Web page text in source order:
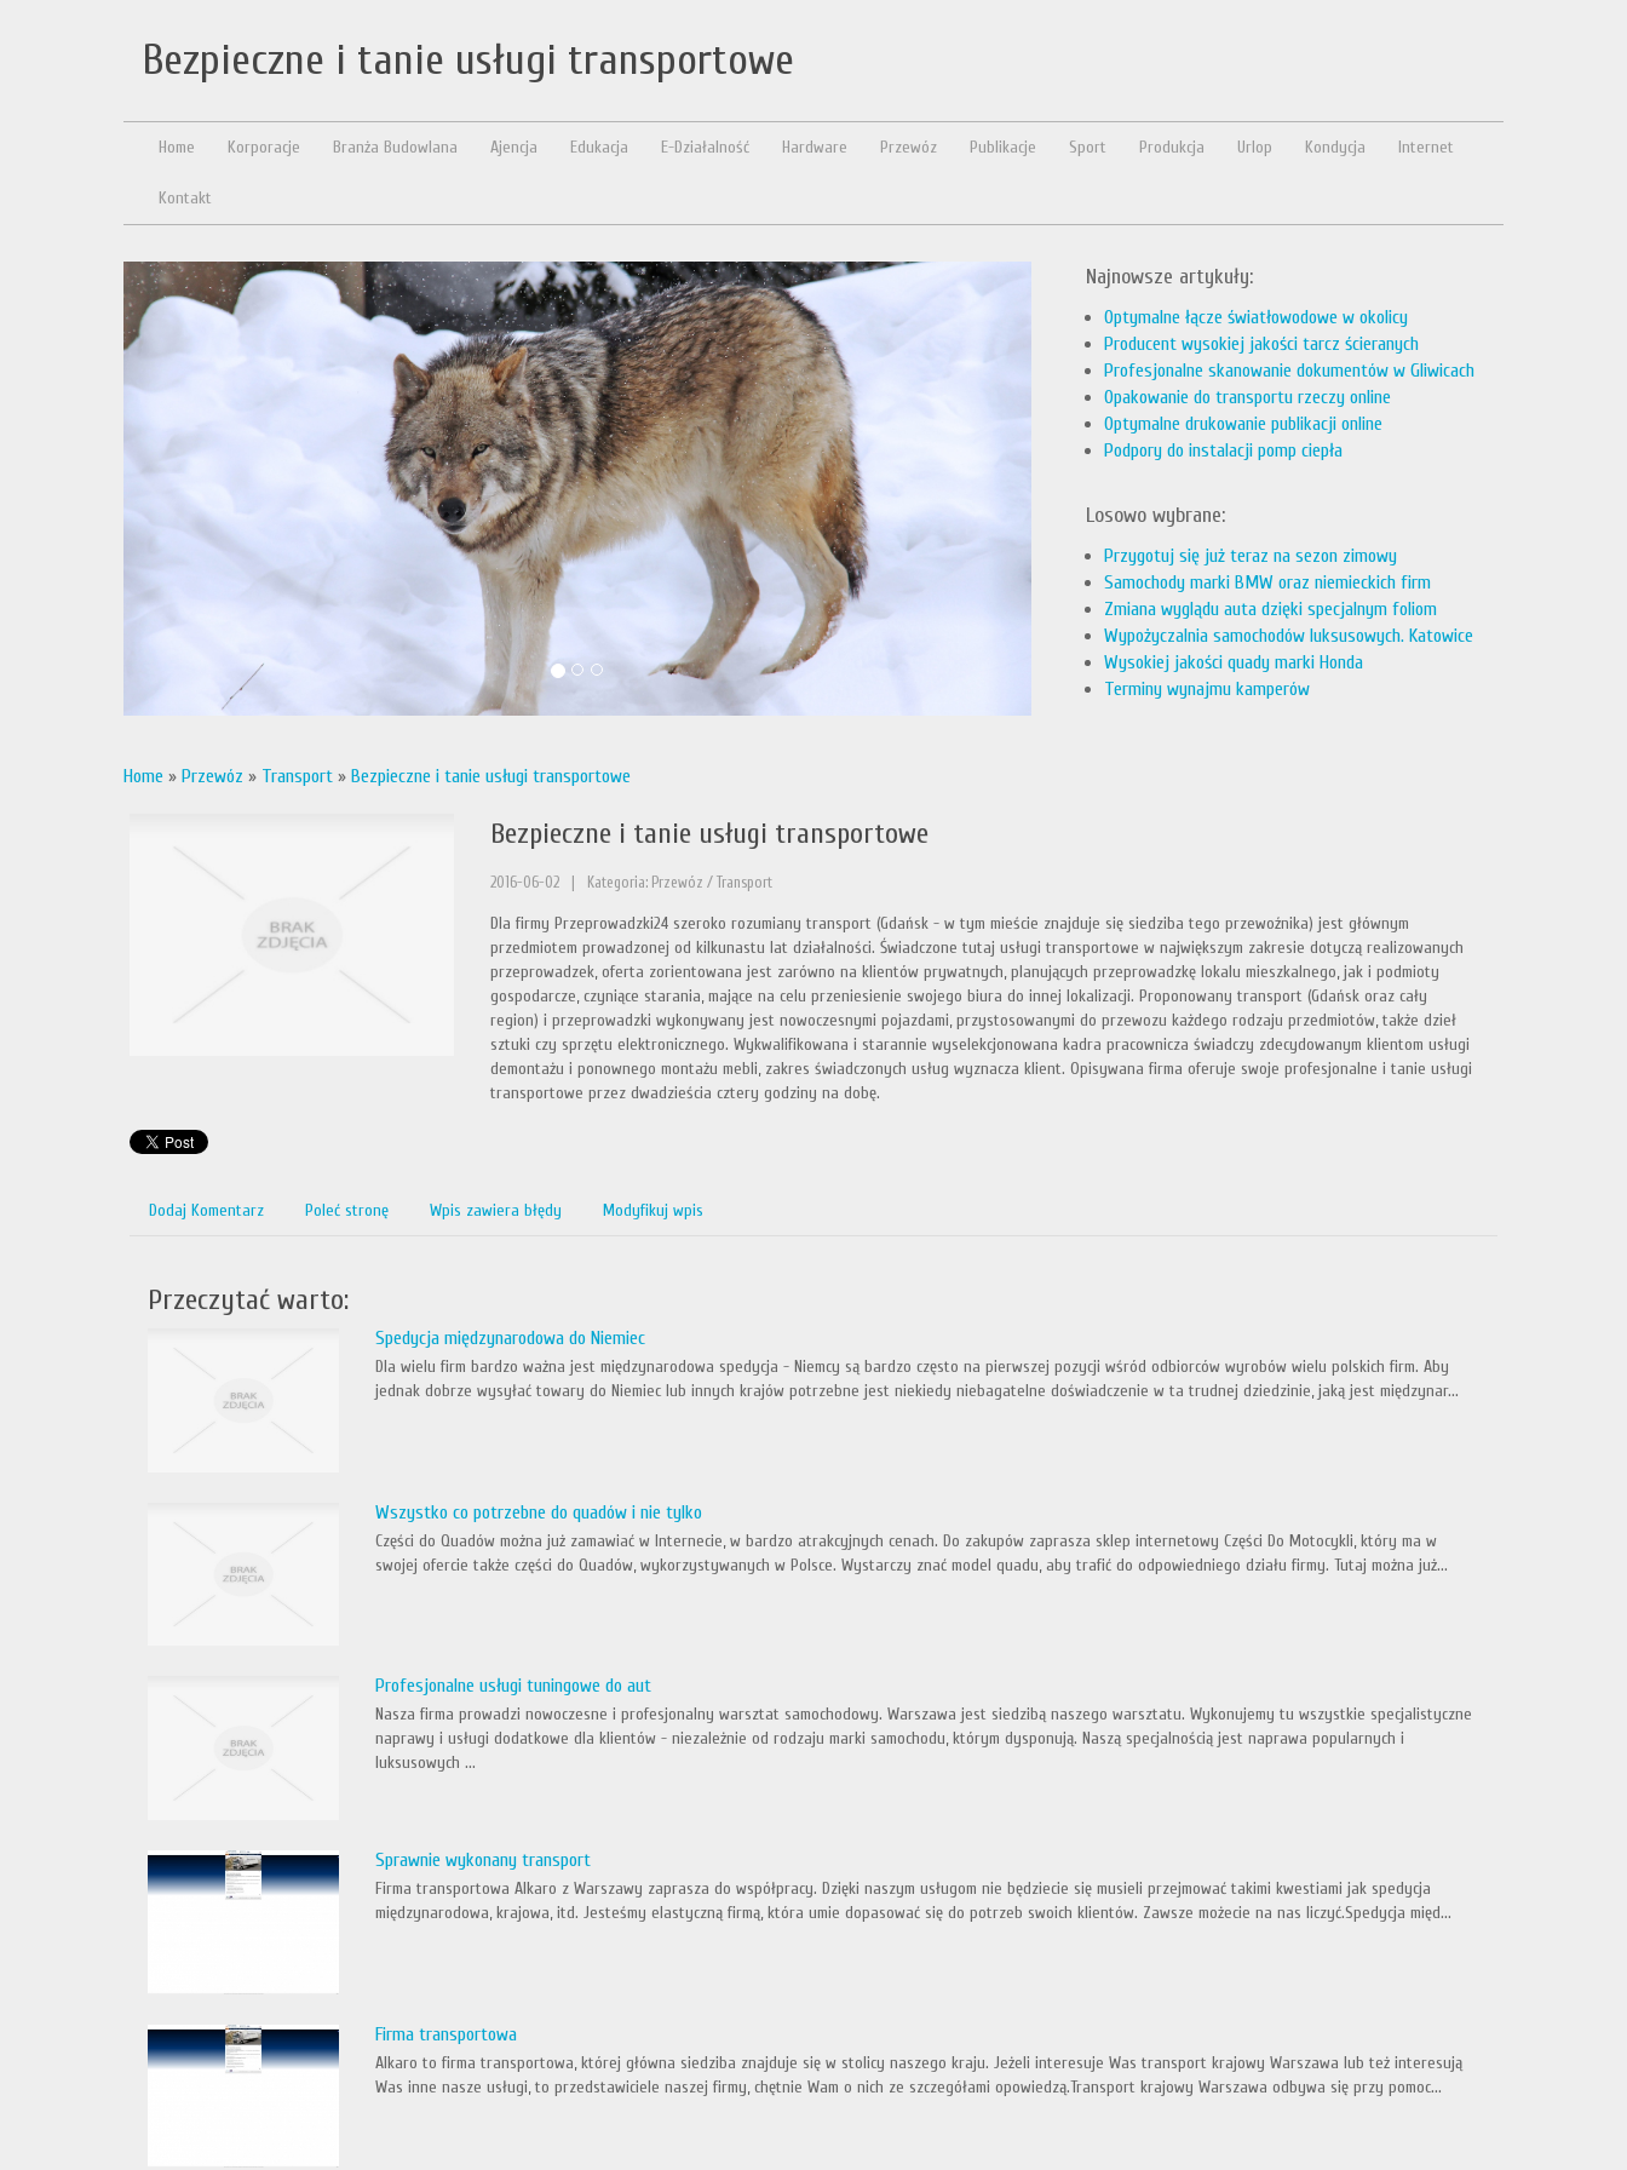
Bezpieczne i tanie usługi transportowe
Home Korporacje Branża Budowlana Ajencja Edukacja E-Działalność Hardware Przewóz Publikacje Sport Produkcja Urlop Kondycja Internet
Kontakt
Najnowsze artykuły:
Optymalne łącze światłowodowe w okolicy
Producent wysokiej jakości tarcz ścieranych
Profesjonalne skanowanie dokumentów w Gliwicach
Opakowanie do transportu rzeczy online
Optymalne drukowanie publikacji online
Podpory do instalacji pomp ciepła
Losowo wybrane:
Przygotuj się już teraz na sezon zimowy
Samochody marki BMW oraz niemieckich firm
Zmiana wyglądu auta dzięki specjalnym foliom
Wypożyczalnia samochodów luksusowych. Katowice
Wysokiej jakości quady marki Honda
Terminy wynajmu kamperów
Home » Przewóz » Transport » Bezpieczne i tanie usługi transportowe
Bezpieczne i tanie usługi transportowe
2016-06-02 Kategoria: Przewóz / Transport
Dla firmy Przeprowadzki24 szeroko rozumiany transport (Gdańsk - w tym mieście znajduje się siedziba tego przewoźnika) jest głównym
przedmiotem prowadzonej od kilkunastu lat działalności. Świadczone tutaj usługi transportowe w największym zakresie dotyczą realizowanych
przeprowadzek, oferta zorientowana jest zarówno na klientów prywatnych, planujących przeprowadzkę lokalu mieszkalnego, jak i podmioty
gospodarcze, czyniące starania, mające na celu przeniesienie swojego biura do innej lokalizacji. Proponowany transport (Gdańsk oraz cały
region) i przeprowadzki wykonywany jest nowoczesnymi pojazdami, przystosowanymi do przewozu każdego rodzaju przedmiotów, także dzieł
sztuki czy sprzętu elektronicznego. Wykwalifikowana i starannie wyselekcjonowana kadra pracownicza świadczy zdecydowanym klientom usługi
demontażu i ponownego montażu mebli, zakres świadczonych usług wyznacza klient. Opisywana firma oferuje swoje profesjonalne i tanie usługi
transportowe przez dwadzieścia cztery godziny na dobę.
Dodaj Komentarz Poleć stronę Wpis zawiera błędy Modyfikuj wpis
Przeczytać warto:
Spedycja międzynarodowa do Niemiec
Dla wielu firm bardzo ważna jest międzynarodowa spedycja - Niemcy są bardzo często na pierwszej pozycji wśród odbiorców wyrobów wielu polskich firm. Aby
jednak dobrze wysyłać towary do Niemiec lub innych krajów potrzebne jest niekiedy niebagatelne doświadczenie w ta trudnej dziedzinie, jaką jest międzynar...
Wszystko co potrzebne do quadów i nie tylko
Części do Quadów można już zamawiać w Internecie, w bardzo atrakcyjnych cenach. Do zakupów zaprasza sklep internetowy Części Do Motocykli, który ma w
swojej ofercie także części do Quadów, wykorzystywanych w Polsce. Wystarczy znać model quadu, aby trafić do odpowiedniego działu firmy. Tutaj można już...
Profesjonalne usługi tuningowe do aut
Nasza firma prowadzi nowoczesne i profesjonalny warsztat samochodowy. Warszawa jest siedzibą naszego warsztatu. Wykonujemy tu wszystkie specjalistyczne
naprawy i usługi dodatkowe dla klientów - niezależnie od rodzaju marki samochodu, którym dysponują. Naszą specjalnością jest naprawa popularnych i
luksusowych ...
Sprawnie wykonany transport
Firma transportowa Alkaro z Warszawy zaprasza do współpracy. Dzięki naszym usługom nie będziecie się musieli przejmować takimi kwestiami jak spedycja
międzynarodowa, krajowa, itd. Jesteśmy elastyczną firmą, która umie dopasować się do potrzeb swoich klientów. Zawsze możecie na nas liczyć.Spedycja międ...
Firma transportowa
Alkaro to firma transportowa, której główna siedziba znajduje się w stolicy naszego kraju. Jeżeli interesuje Was transport krajowy Warszawa lub też interesują
Was inne nasze usługi, to przedstawiciele naszej firmy, chętnie Wam o nich ze szczegółami opowiedzą.Transport krajowy Warszawa odbywa się przy pomoc...